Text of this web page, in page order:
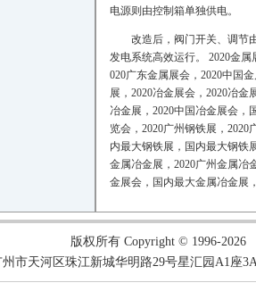
电源则由控制箱单独供电。
改造后，阀门开关、调节
发电系统高效运行。 2020金属
020广东金属展会， 2020中国
展， 2020冶金展会， 2020冶金
冶金展， 2020中国冶金展会，
览会， 2020广州钢铁展， 2020
内最大钢铁展，国内最大钢铁
金属冶金展， 2020广州金属冶
金展会，国内最大金属冶金展
版权所有 Copyright © 1996-2026
市天河区珠江新城华明路29号星汇园A1座